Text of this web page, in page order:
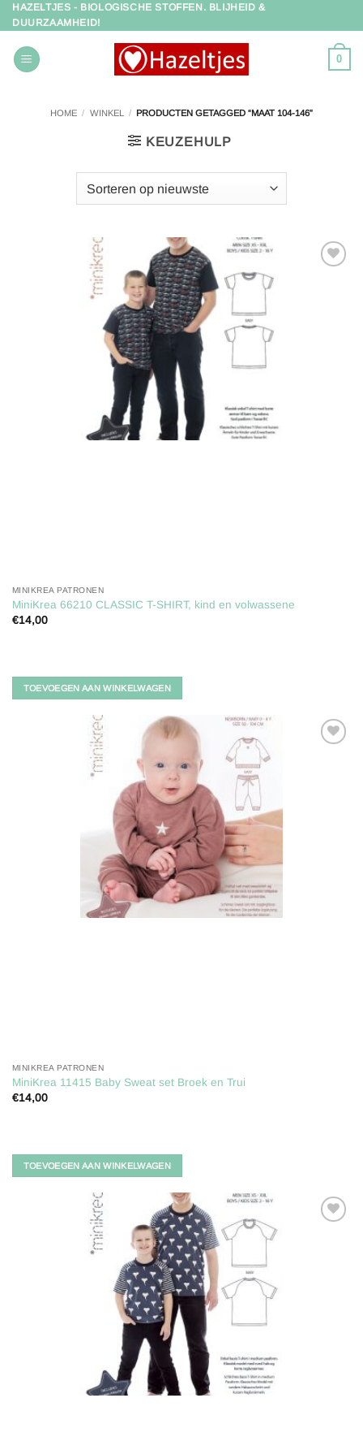
Ga
naar
inhoud
HAZELTJES - BIOLOGISCHE STOFFEN. BLIJHEID &
DUURZAAMHEID!
0
HOME / WINKEL / PRODUCTEN GETAGGED “MAAT 104-146”
KEUZEHULP
MINIKREA PATRONEN
MiniKrea 66210 CLASSIC T-SHIRT, kind en volwassene
€14,00
TOEVOEGEN AAN WINKELWAGEN
MINIKREA PATRONEN
MiniKrea 11415 Baby Sweat set Broek en Trui
€14,00
TOEVOEGEN AAN WINKELWAGEN